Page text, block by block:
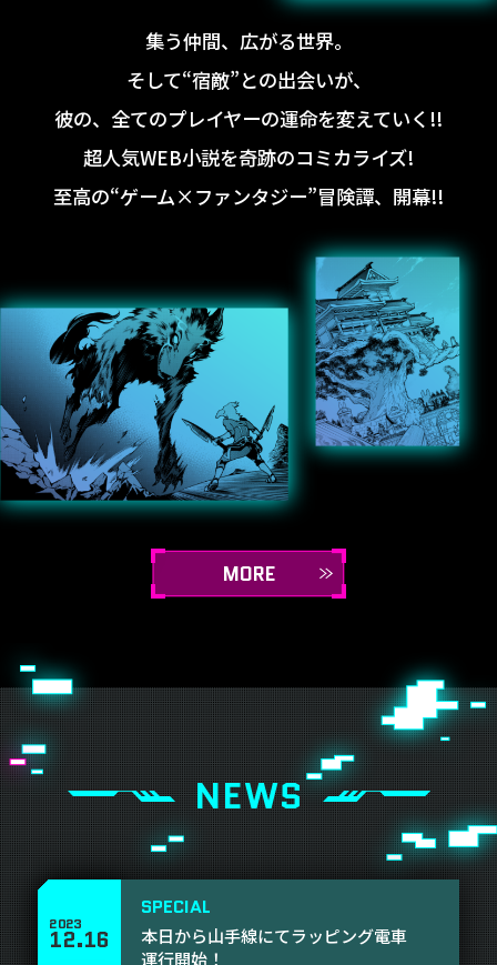
集う仲間、広がる世界。
そして“宿敵”との出会いが、
彼の、全てのプレイヤーの運命を変えていく!!
超人気WEB小説を奇跡のコミカライズ!
至高の“ゲーム×ファンタジー”冒険譚、開幕!!
MORE
NEWS
2023
12.16
SPECIAL
本日から山手線にてラッピング電車
運行開始！